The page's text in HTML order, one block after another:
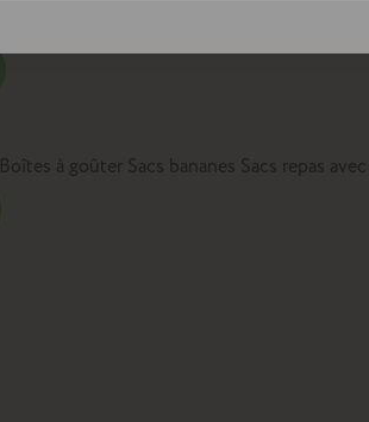
Boîtes à goûter Sacs bananes Sacs repas